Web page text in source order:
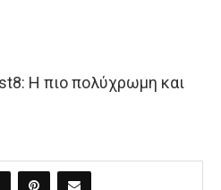
Η πιο πολύχρωμη και